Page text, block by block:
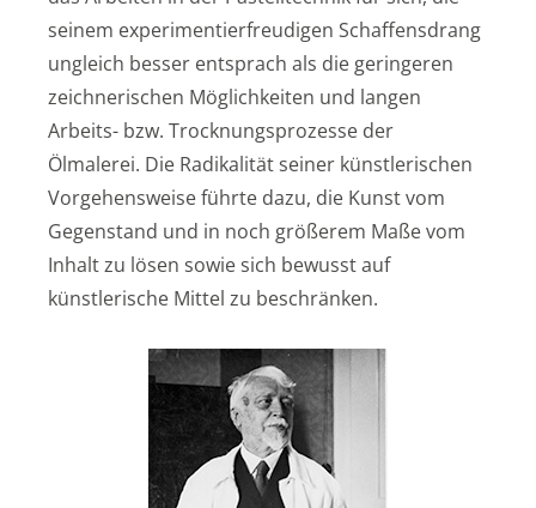
seinem experimentierfreudigen Schaffensdrang
ungleich besser entsprach als die geringeren
zeichnerischen Möglichkeiten und langen
Arbeits- bzw. Trocknungsprozesse der
Ölmalerei. Die Radikalität seiner künstlerischen
Vorgehensweise führte dazu, die Kunst vom
Gegenstand und in noch größerem Maße vom
Inhalt zu lösen sowie sich bewusst auf
künstlerische Mittel zu beschränken.